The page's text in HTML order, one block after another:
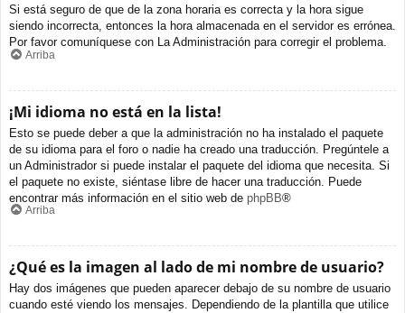
Si está seguro de que de la zona horaria es correcta y la hora sigue
siendo incorrecta, entonces la hora almacenada en el servidor es errónea.
Por favor comuníquese con La Administración para corregir el problema.
Arriba
¡Mi idioma no está en la lista!
Esto se puede deber a que la administración no ha instalado el paquete
de su idioma para el foro o nadie ha creado una traducción. Pregúntele a
un Administrador si puede instalar el paquete del idioma que necesita. Si
el paquete no existe, siéntase libre de hacer una traducción. Puede
encontrar más información en el sitio web de phpBB®
Arriba
¿Qué es la imagen al lado de mi nombre de usuario?
Hay dos imágenes que pueden aparecer debajo de su nombre de usuario
cuando esté viendo los mensajes. Dependiendo de la plantilla que utilice